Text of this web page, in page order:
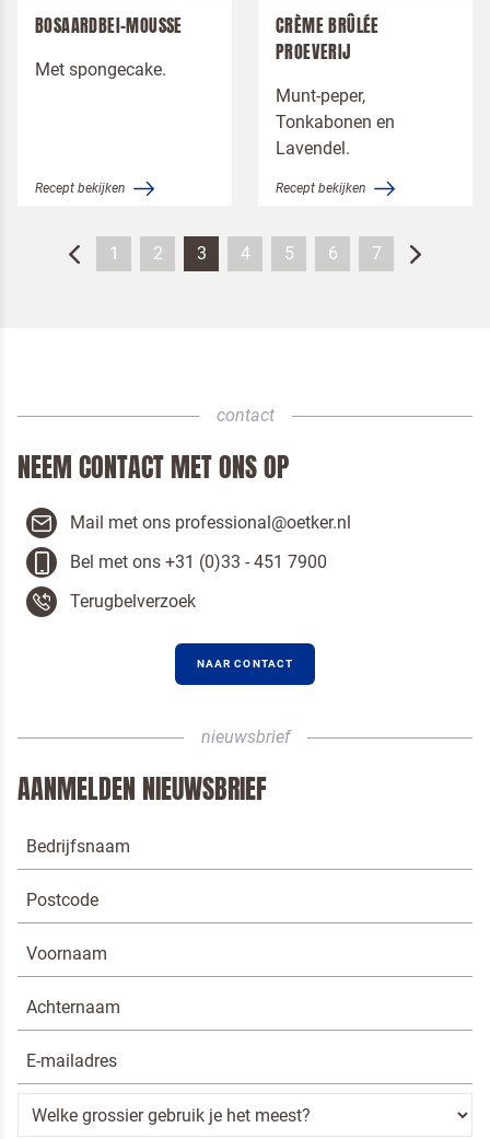
BOSAARDBEI-MOUSSE
Met spongecake.
Recept bekijken
CRÈME BRÛLÉE
PROEVERIJ
Munt-peper,
Tonkabonen en
Lavendel.
Recept bekijken
1 2 3 4 5 6 7
contact
NEEM CONTACT MET ONS OP
Mail met ons professional@oetker.nl
Bel met ons +31 (0)33 - 451 7900
Terugbelverzoek
NAAR CONTACT
nieuwsbrief
AANMELDEN NIEUWSBRIEF